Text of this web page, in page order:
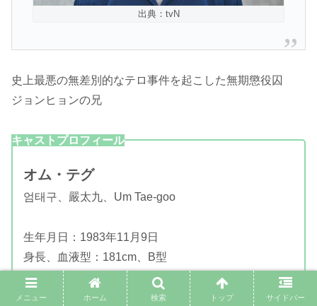
出典：tvN
史上最悪の無差別的なテロ事件を起こした無期懲役囚
ジョンヒョンの兄
キャストプロフィール
オム・テグ
엄태구、嚴太九、Um Tae-goo
生年月日：1983年11月9日
身長、血液型：181cm、B型
デビュー作：2007年映画「1942奇談」
メニュー ホーム 検索 トップ サイドバー